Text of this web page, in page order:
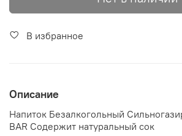
В избранное
Описание
Напиток Безалкогольный
BAR Содержит натуральный сок